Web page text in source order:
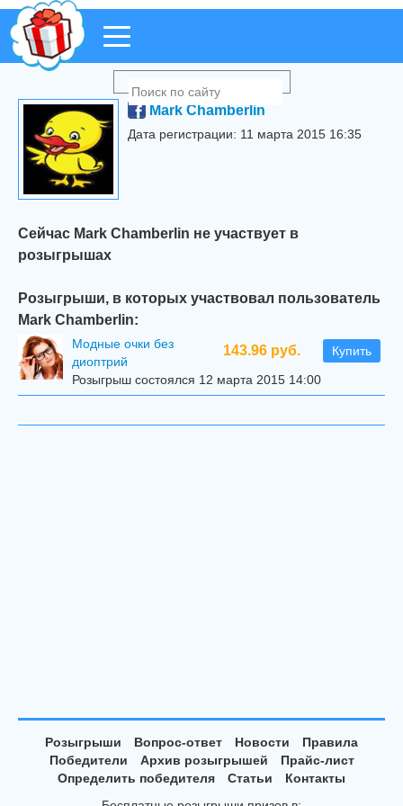
Mark Chamberlin
Дата регистрации: 11 марта 2015 16:35
Сейчас Mark Chamberlin не участвует в
розыгрышах
Розыгрыши, в которых участвовал пользователь
Mark Chamberlin:
143.96 руб. Купить
Модные очки без
диоптрий
Розыгрыш состоялся 12 марта 2015 14:00
Розыгрыши Вопрос-ответ Новости
Правила
Победители
Архив розыгрышей
Прайс-лист
Определить победителя
Статьи
Контакты